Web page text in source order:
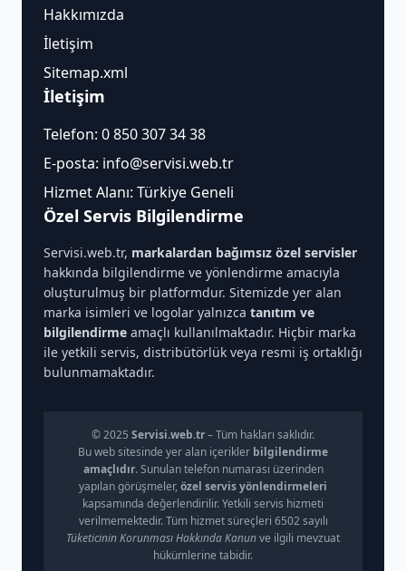
Hakkımızda
İletişim
Sitemap.xml
İletişim
Telefon: 0 850 307 34 38
E-posta: info@servisi.web.tr
Hizmet Alanı: Türkiye Geneli
Özel Servis Bilgilendirme
Servisi.web.tr, markalardan bağımsız özel servisler
hakkında bilgilendirme ve yönlendirme amacıyla
oluşturulmuş bir platformdur. Sitemizde yer alan
marka isimleri ve logolar yalnızca tanıtım ve
bilgilendirme amaçlı kullanılmaktadır. Hiçbir marka
ile yetkili servis, distribütörlük veya resmi iş ortaklığı
bulunmamaktadır.
© 2025 Servisi.web.tr– Tüm hakları saklıdır.
Bu web sitesinde yer alan içerikler bilgilendirme
amaçlıdır. Sunulan telefon numarası üzerinden
yapılan görüşmeler, özel servis yönlendirmeleri
kapsamında değerlendirilir. Yetkili servis hizmeti
verilmemektedir. Tüm hizmet süreçleri 6502 sayılı
Tüketicinin Korunması Hakkında Kanunve ilgili mevzuat
hükümlerine tabidir.